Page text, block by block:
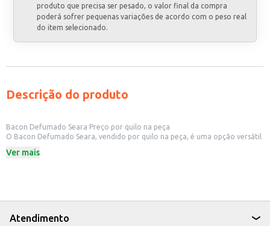
produto que precisa ser pesado, o valor final da compra
poderá sofrer pequenas variações de acordo com o peso real
do item selecionado.
Descrição do produto
Bacon Defumado Seara Preço por quilo na peça
O Bacon Defumado Seara, vendido por quilo na peça, é uma opção versátil
permite flexibilidade no corte e porcionamento, atendendo às
Pode ser utilizado em lanches, como sanduíches e hambúrgueres.
Serve como ingrediente principal em pratos como bacon com ovos e
saladas.
Ver mais
Atendimento